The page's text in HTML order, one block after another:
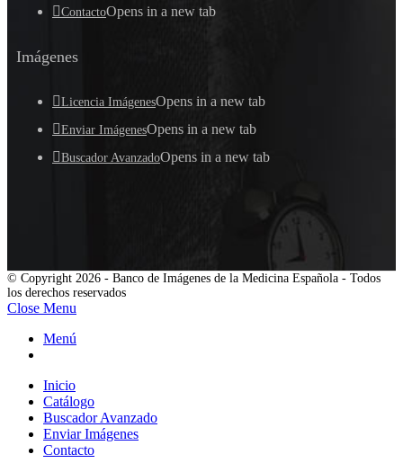
ContactoOpens in a new tab
Imágenes
Licencia ImágenesOpens in a new tab
Enviar ImágenesOpens in a new tab
Buscador AvanzadoOpens in a new tab
© Copyright 2026 - Banco de Imágenes de la Medicina Española - Todos
los derechos reservados
Close Menu
Menú
Inicio
Catálogo
Buscador Avanzado
Enviar Imágenes
Contacto